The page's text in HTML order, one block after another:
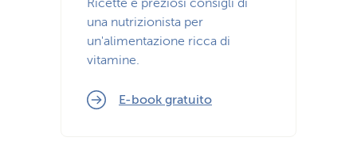
Ricette e preziosi consigli di
una nutrizionista per
un'alimentazione ricca di
vitamine.
E-book gratuito